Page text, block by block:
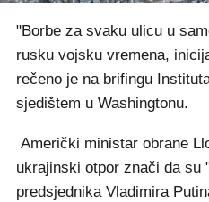
"Borbe za svaku ulicu u
rusku vojsku vremena,
rečeno je na brifingu
sjedištem u Washingtonu.
Američki ministar obrane
ukrajinski otpor znači da su
predsjednika Vladimira